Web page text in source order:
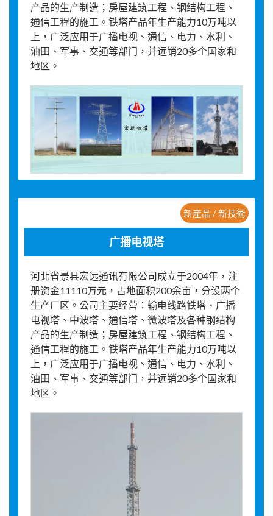
产品的生产制造；房屋建筑工程、钢结构工程、
通信工程的施工。铁塔产品年生产能力10万吨以
上，广泛应用于广播电视、通信、电力、水利、
油田、军事、交通等部门，并远销20多个国家和
地区。
新産品 / 新技術
广播电视塔
河北省景县宏远通讯有限公司成立于2004年，注
册资金11110万元，占地面积200余亩，分设两个
生产厂区。公司主要经营：输电线路铁塔、广播
电视塔、中波塔、通信塔、微波塔及各种钢结构
产品的生产制造；房屋建筑工程、钢结构工程、
通信工程的施工。铁塔产品年生产能力10万吨以
上，广泛应用于广播电视、通信、电力、水利、
油田、军事、交通等部门，并远销20多个国家和
地区。